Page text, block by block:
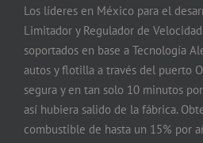
Los líderes en México para el
Limitador y Regulador de
soportados en base a Tecnología
autos y flotilla a través del puerto
segura y en tan solo 10 minutos
así hubiera salido de la fábrica.
combustible de hasta un 15% por